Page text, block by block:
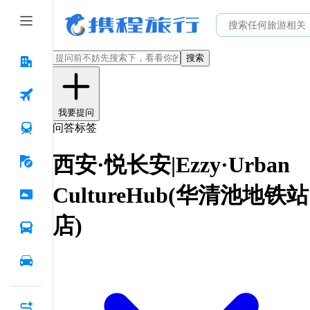
搜索
我要提问
问答标签
西安·悦长安|Ezzy·Urban
CultureHub(华清池地铁站
店)